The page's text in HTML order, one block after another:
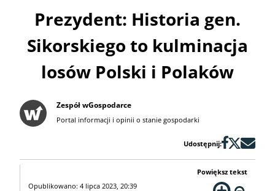
Prezydent: Historia gen.
Sikorskiego to kulminacja
losów Polski i Polaków
Zespół wGospodarce
Portal informacji i opinii o stanie gospodarki
Udostępnij:
Opublikowano: 4 lipca 2023, 20:39
Powiększ tekst